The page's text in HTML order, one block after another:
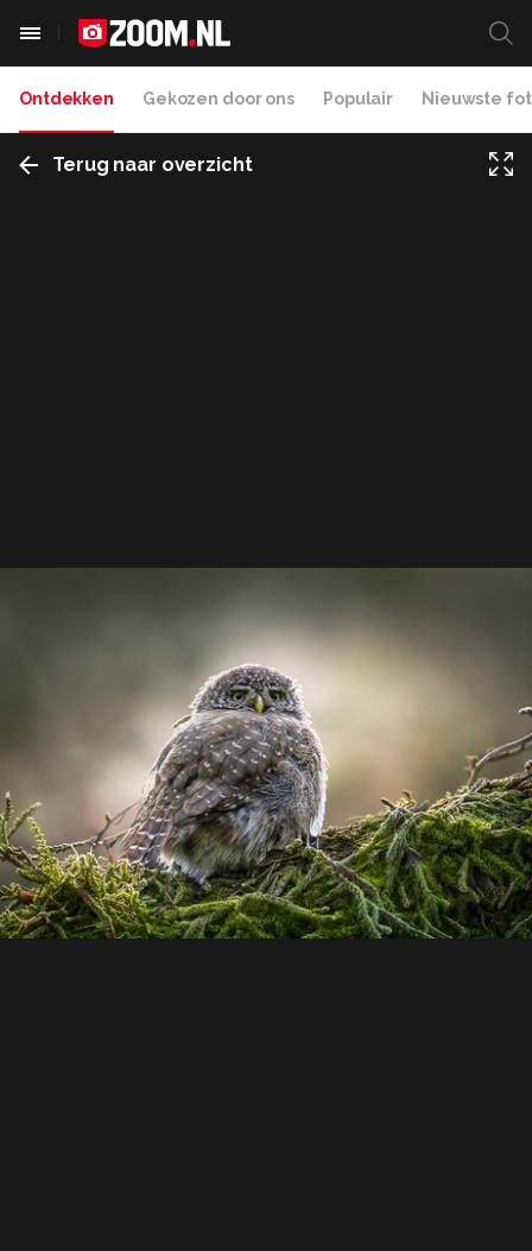
Ontdekken Gekozen door ons Populair Nieuwste
Terug naar overzicht